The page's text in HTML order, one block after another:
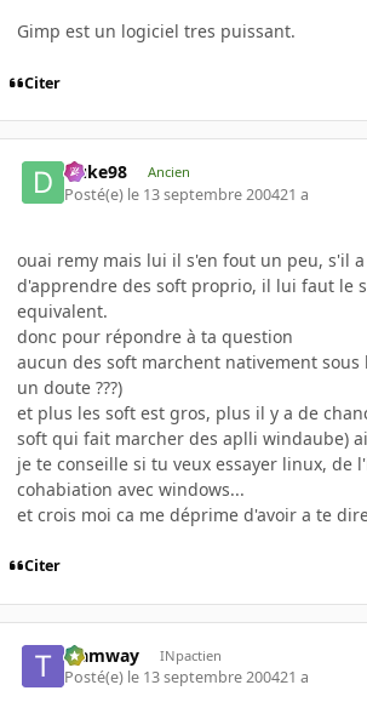
Gimp est un logiciel tres puissant.
Citer
Duke98 Ancien
Posté(e) le 13 septembre 200421 a
ouai remy mais lui il s'en fout un peu, s'il
d'apprendre des soft proprio, il lui faut le
equivalent.
donc pour répondre à ta question
aucun des soft marchent nativement
un doute ???)
et plus les soft est gros, plus il y a de
soft qui fait marcher des aplli windaube)
je te conseille si tu veux essayer linux, de
cohabiation avec windows...
et crois moi ca me déprime d'avoir a te
Citer
tramway INpactien
Posté(e) le 13 septembre 200421 a